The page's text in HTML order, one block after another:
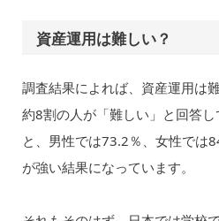
資産運用は難しい？
調査結果によれば、資産運用は
約8割の人が「難しい」と回答
と、男性では73.2％、女性では
が強い結果になっています。